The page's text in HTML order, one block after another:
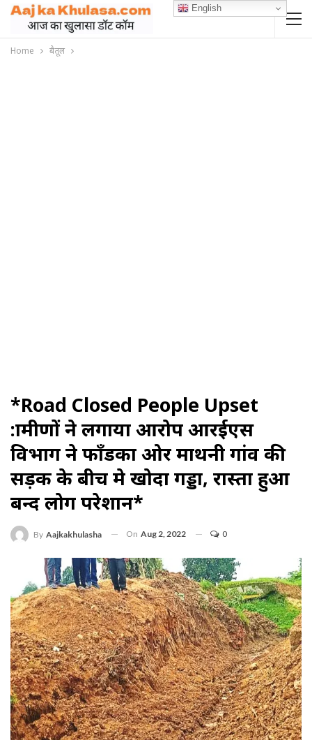
Home बैतूल
*Road Closed People Upset
:ग्रामीणों ने लगाया आरोप आरईएस
विभाग ने फाँडका ओर माथनी गांव की
सड़क के बीच मे खोदा गड्डा, रास्ता हुआ
बन्द लोग परेशान*
By Aajkakhulasha On Aug 2, 2022 0
English